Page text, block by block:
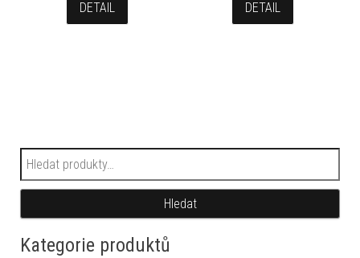
DETAIL DETAIL
Hledat:
Hledat
Kategorie produktů